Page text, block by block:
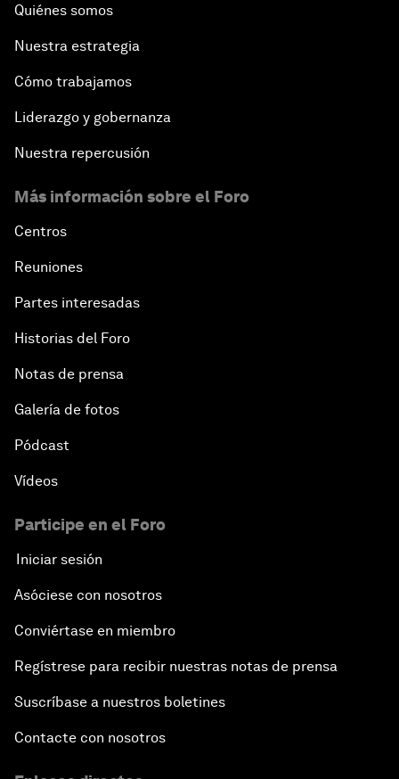
Quiénes somos
Nuestra estrategia
Cómo trabajamos
Liderazgo y gobernanza
Nuestra repercusión
Más información sobre el Foro
Centros
Reuniones
Partes interesadas
Historias del Foro
Notas de prensa
Galería de fotos
Pódcast
Vídeos
Participe en el Foro
Iniciar sesión
Asóciese con nosotros
Conviértase en miembro
Regístrese para recibir nuestras notas de prensa
Suscríbase a nuestros boletines
Contacte con nosotros